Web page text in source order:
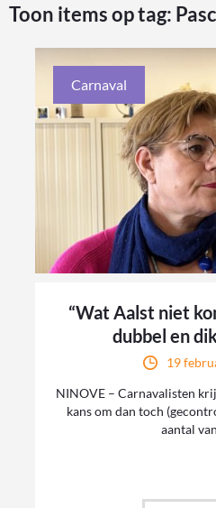
Toon items op tag:
Carnaval
“Wat Aalst niet
dubbel en
19
NINOVE – Carnavalisten
kans om dan toch
aantal